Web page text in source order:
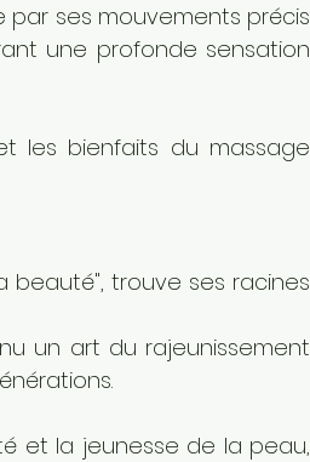
par ses mouvements précis
une profonde sensation
les bienfaits du massage
beauté", trouve ses racines
un art du rajeunissement
et la jeunesse de la peau,